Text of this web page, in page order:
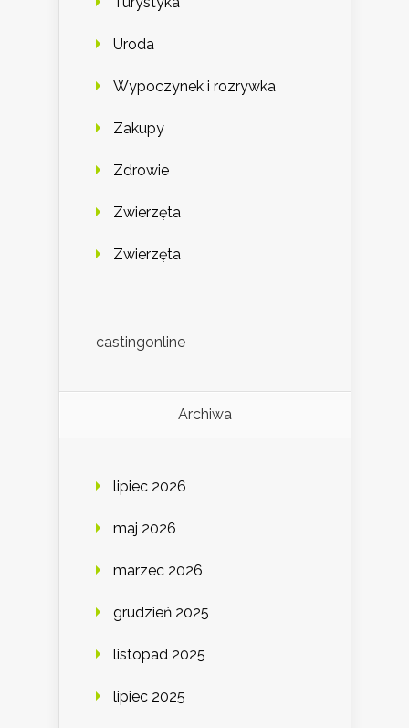
Uroda
Wypoczynek i rozrywka
Zakupy
Zdrowie
Zwierzęta
Zwierzęta
castingonline
Archiwa
lipiec 2026
maj 2026
marzec 2026
grudzień 2025
listopad 2025
lipiec 2025